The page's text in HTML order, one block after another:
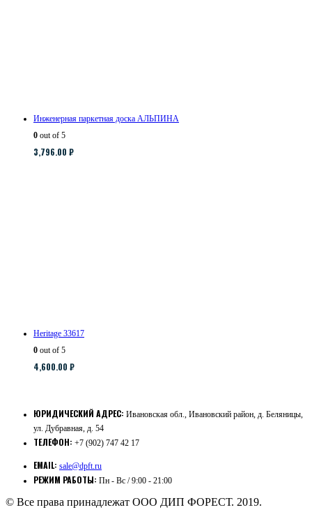
Инженерная паркетная доска АЛЬПИНА
0 out of 5
3,796.00 ₽
Heritage 33617
0 out of 5
4,600.00 ₽
ЮРИДИЧЕСКИЙ АДРЕС: Ивановская обл., Ивановский район, д. Беляницы,
ул. Дубравная, д. 54
ТЕЛЕФОН: +7 (902) 747 42 17
EMAIL: sale@dpft.ru
РЕЖИМ РАБОТЫ: Пн - Вс / 9:00 - 21:00
© Все права принадлежат ООО ДИП ФОРЕСТ. 2019.